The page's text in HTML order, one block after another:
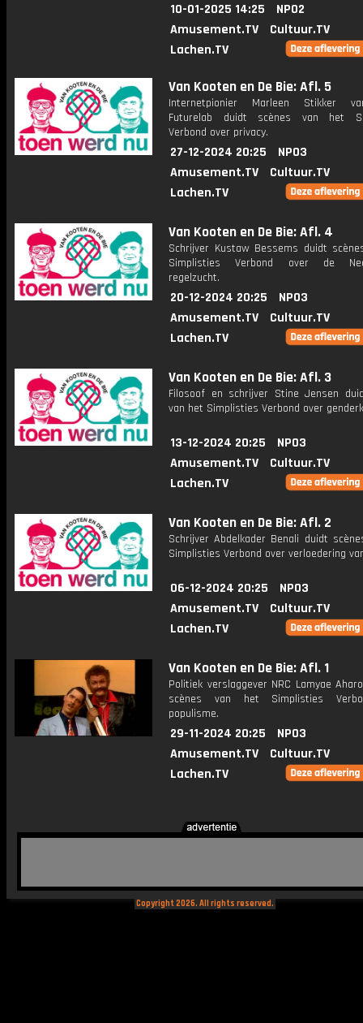
10-01-2025 14:25
NPO2
Amusement.TV
Cultuur.TV
Lachen.TV
Van Kooten en De Bie: Afl. 5
Internetpionier Marleen Stikker
Futurelab duidt scènes van het
Verbond over privacy.
27-12-2024 20:25
NPO3
Amusement.TV
Cultuur.TV
Lachen.TV
Van Kooten en De Bie: Afl. 4
Schrijver Kustaw Bessems duidt
Simplisties Verbond over de
regelzucht.
20-12-2024 20:25
NPO3
Amusement.TV
Cultuur.TV
Lachen.TV
Van Kooten en De Bie: Afl. 3
Filosoof en schrijver Stine Jensen
van het Simplisties Verbond over
13-12-2024 20:25
NPO3
Amusement.TV
Cultuur.TV
Lachen.TV
Van Kooten en De Bie: Afl. 2
Schrijver Abdelkader Benali duidt
Simplisties Verbond over verloedering
06-12-2024 20:25
NPO3
Amusement.TV
Cultuur.TV
Lachen.TV
Van Kooten en De Bie: Afl. 1
Politiek verslaggever NRC Lamyae
scènes van het Simplisties
populisme.
29-11-2024 20:25
NPO3
Amusement.TV
Cultuur.TV
Lachen.TV
Copyright 2026. All rights reserved.